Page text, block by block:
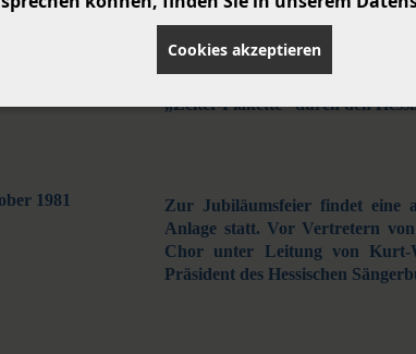
Beim Hessentag in Bürstadt
„Zelter-Plakette“ durch den
1981
Zur Jubiläumsfeier findet eine
Anlage statt. Vor Vertretern
Chor unter Leitung von Kurt-
Präsident des Hessischen
Cookies akzeptieren